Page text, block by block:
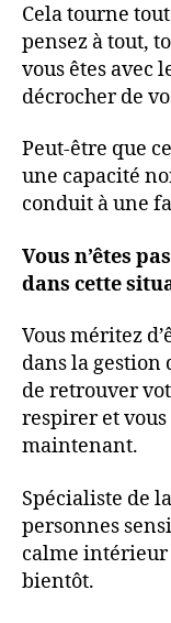
Cela tourne
pensez à tout,
vous êtes avec
décrocher de
Peut-être que
une capacité
conduit à une
Vous n’êtes
dans cette
Vous méritez
dans la gestion
de retrouver
respirer et
maintenant.
Spécialiste de
personnes
calme intérieur
bientôt.